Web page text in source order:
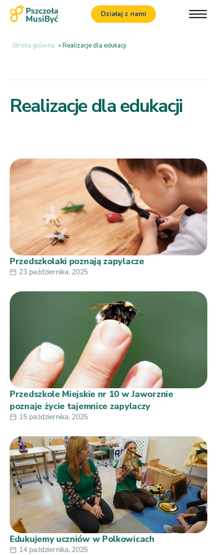
Działaj z nami
Strona główna »Realizacje dla edukacji
Realizacje dla edukacji
Przedszkolaki poznają zapylacze
23 października, 2025
Przedszkole Miejskie nr 10 w Jaworznie
poznaje życie tajemnice zapylaczy
15 października, 2025
Edukujemy uczniów w Polkowicach
14 października, 2025